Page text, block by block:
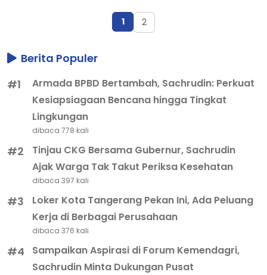
1 2
Berita Populer
#1
Armada BPBD Bertambah, Sachrudin: Perkuat
Kesiapsiagaan Bencana hingga Tingkat
Lingkungan
dibaca 778 kali
#2
Tinjau CKG Bersama Gubernur, Sachrudin
Ajak Warga Tak Takut Periksa Kesehatan
dibaca 397 kali
#3
Loker Kota Tangerang Pekan Ini, Ada Peluang
Kerja di Berbagai Perusahaan
dibaca 376 kali
#4
Sampaikan Aspirasi di Forum Kemendagri,
Sachrudin Minta Dukungan Pusat